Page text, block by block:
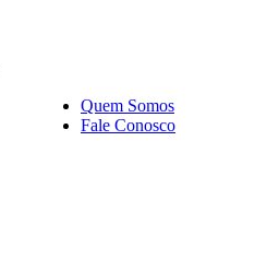
Quem Somos
Fale Conosco